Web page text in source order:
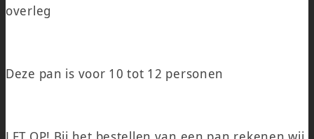
overleg
Deze pan is voor 10 tot 12 personen